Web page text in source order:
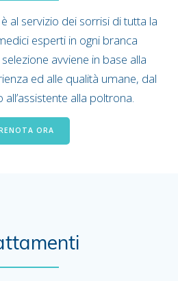
al servizio dei sorrisi di tutta la
esperti in ogni branca
avviene in base alla
ed alle qualità umane, dal
alla poltrona.
ORA